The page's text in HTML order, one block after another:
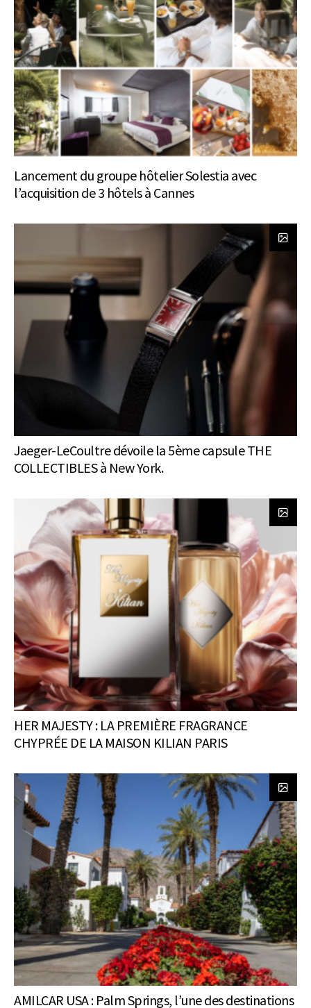
Lancement du groupe hôtelier Solestia avec
l’acquisition de 3 hôtels à Cannes
Jaeger-LeCoultre dévoile la 5ème capsule THE
COLLECTIBLES à New York.
HER MAJESTY : LA PREMIÈRE FRAGRANCE
CHYPRÉE DE LA MAISON KILIAN PARIS
AMILCAR USA : Palm Springs, l’une des destinations